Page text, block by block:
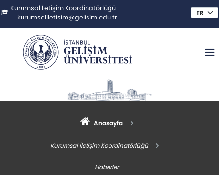
Kurumsal İletişim Koordinatörlüğü
kurumsaliletisim@gelisim.edu.tr
Anasayfa
Kurumsal İletişim Koordinatörlüğü
Haberler